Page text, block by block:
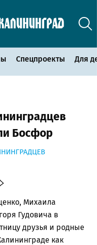
Спецпроекты Для
Босфор
Михаила
Гудовича в
друзья и родные
как